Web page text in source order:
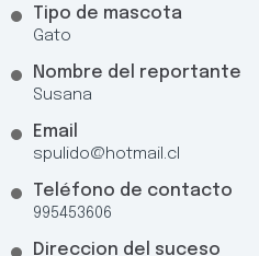
Tipo de mascota
Gato
Nombre del reportante
Susana
Email
spulido@hotmail.cl
Teléfono de contacto
995453606
Direccion del suceso